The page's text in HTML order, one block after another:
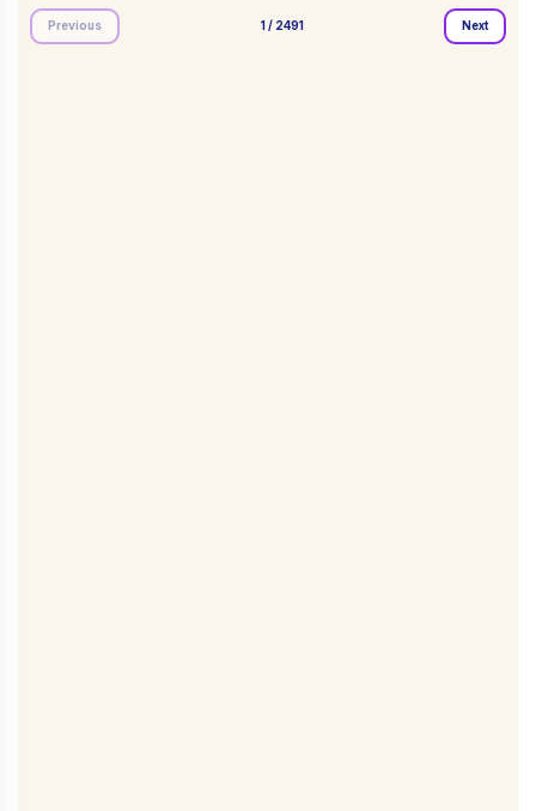
Previous 1 / 2491 Next